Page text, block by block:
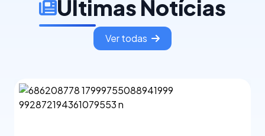
Últimas Notícias
Ver todas